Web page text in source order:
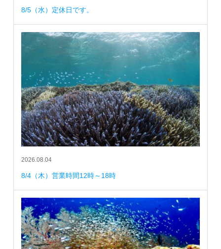
8/5（水）定休日です。
2026.08.04
8/4（木）営業時間12時～18時